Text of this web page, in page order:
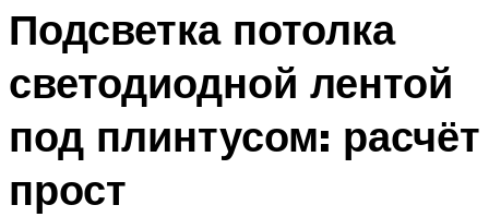
Подсветка потолка
светодиодной лентой
под плинтусом: расчёт
прост